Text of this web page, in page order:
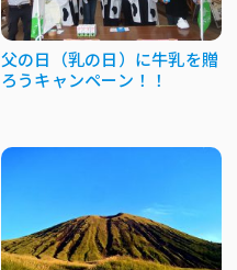
父の日（乳の日）に牛乳を贈
ろうキャンペーン！！